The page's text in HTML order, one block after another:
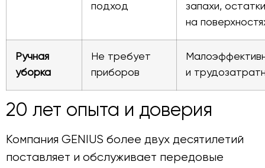
подход
запахи, остатки
на
Ручная
уборка
Не требует
приборов
и
20 лет опыта и доверия
Компания GENIUS более двух десятилетий
поставляет и обслуживает передовые